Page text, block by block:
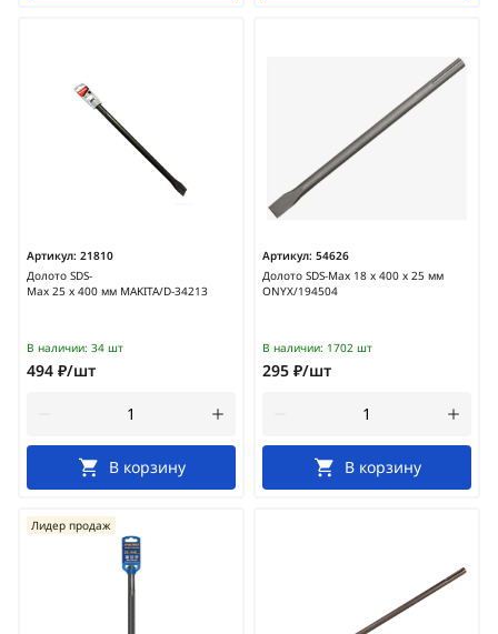
Артикул: 21810
Долото SDS-
Max 25 х 400 мм MAKITA/D-34213
В наличии: 34 шт
494 ₽/шт
В корзину
Артикул: 54626
Долото SDS-Max 18 х 400 х 25 мм
ONYX/194504
В наличии: 1702 шт
295 ₽/шт
В корзину
Лидер продаж